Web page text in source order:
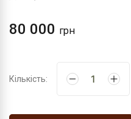
80 000 грн
Кількість: